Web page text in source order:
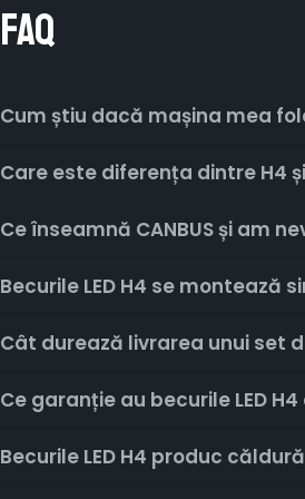
FAQ
Cum știu dacă mașina mea
Care este diferența dintre H4 și
Ce înseamnă CANBUS și am
Becurile LED H4 se montează
Cât durează livrarea unui set
Ce garanție au becurile LED
Becurile LED H4 produc